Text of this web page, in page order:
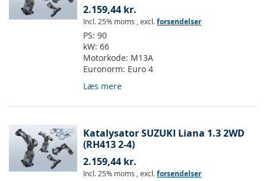
2.159,44 kr.
Incl. 25% moms , excl.forsendelser
PS: 90
kW: 66
Motorkode: M13A
Euronorm: Euro 4
Læs mere
Katalysator SUZUKI Liana 1.3 2WD
(RH413 2-4)
2.159,44 kr.
Incl. 25% moms , excl.forsendelser